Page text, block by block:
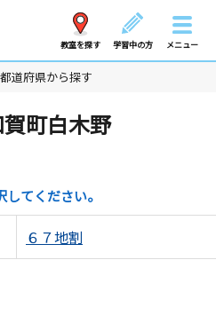
教室を探す 学習中の方 メニュー
都道府県から探す
町白木野
てください。
６７地割